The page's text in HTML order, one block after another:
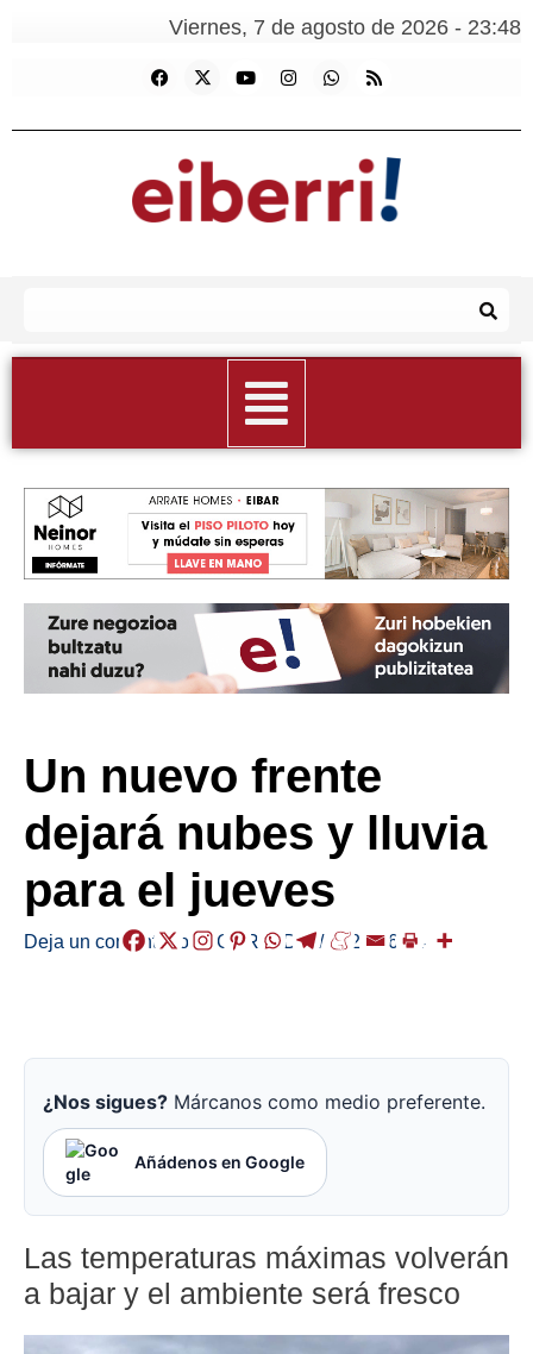
Viernes, 7 de agosto de 2026 - 23:48
Un nuevo frente
dejará nubes y lluvia
para el jueves
Deja un comentario /EGURALDIA/ 2026-06-04
¿Nos sigues? Márcanos como medio preferente.
Añádenos en Google
Las temperaturas máximas volverán
a bajar y el ambiente será fresco